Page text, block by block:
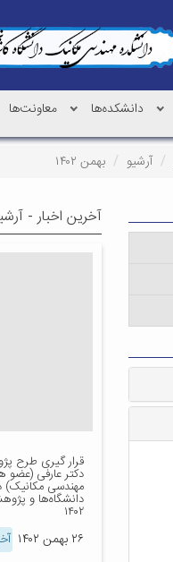
دانشکده‌ها معاونت‌ها
آرشیو بهمن ۱۴۰۲
آخرین اخبار -
قرار گیری طرح
دکتر عارفی
مهندسی مکانیک)
دانشگاه‌ها و
۱۴۰۲
۲۶ بهمن ۱۴۰۲